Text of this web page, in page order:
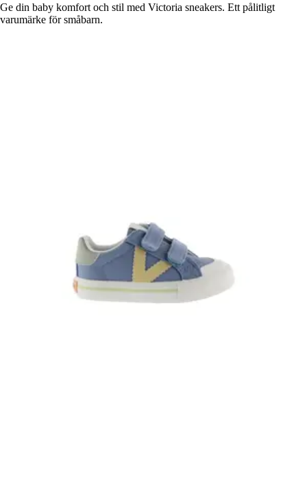
Ge din baby komfort och stil med Victoria sneakers. Ett pålitligt
varumärke för småbarn.